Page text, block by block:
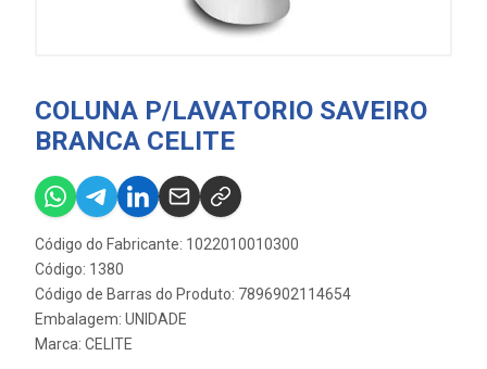
COLUNA P/LAVATORIO SAVEIRO
BRANCA CELITE
Código do Fabricante: 1022010010300
Código: 1380
Código de Barras do Produto: 7896902114654
Embalagem: UNIDADE
Marca: CELITE